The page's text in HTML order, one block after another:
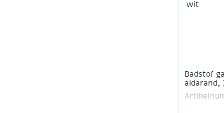
Badstof
aidarand,